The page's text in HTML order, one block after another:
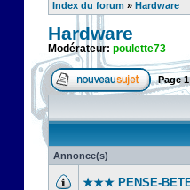
Index du forum » Hardware
Hardware
Modérateur: poulette73
Page1
Annonce(s)
★★★ PENSE-